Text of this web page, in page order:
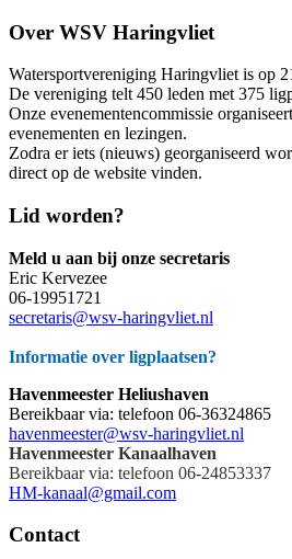
Over WSV Haringvliet
Watersportvereniging Haringvliet is op
De vereniging telt 450 leden met 375
Onze evenementencommissie
evenementen en lezingen.
Zodra er iets (nieuws) georganiseerd
direct op de website vinden.
Lid worden?
Meld u aan bij onze secretaris
Eric Kervezee
06-19951721
secretaris@wsv-haringvliet.nl
Informatie over ligplaatsen?
Havenmeester Heliushaven
Bereikbaar via: telefoon 06-36324865
havenmeester@wsv-haringvliet.nl
Havenmeester Kanaalhaven
Bereikbaar via: telefoon 06-24853337
HM-kanaal@gmail.com
Contact